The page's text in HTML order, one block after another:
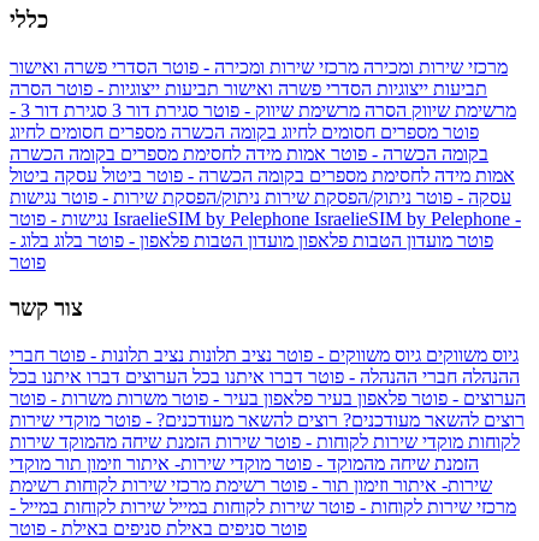
כללי
מרכזי שירות ומכירה מרכזי שירות ומכירה - פוטר הסדרי פשרה ואישור
תביעות ייצוגיות הסדרי פשרה ואישור תביעות ייצוגיות - פוטר הסרה
מרשימת שיווק הסרה מרשימת שיווק - פוטר סגירת דור 3
סגירת דור 3 -
פוטר מספרים חסומים לחיוג בקומה הכשרה מספרים חסומים לחיוג
בקומה הכשרה - פוטר אמות מידה לחסימת מספרים בקומה הכשרה
אמות מידה לחסימת מספרים בקומה הכשרה - פוטר ביטול עסקה ביטול
עסקה - פוטר ניתוק/הפסקת שירות ניתוק/הפסקת שירות - פוטר נגישות
IsraelieSIM by Pelephone IsraelieSIM by Pelephone -
פוטר מועדון הטבות פלאפון מועדון הטבות פלאפון - פוטר בלוג בלוג -
פוטר
צור קשר
גיוס משווקים גיוס משווקים - פוטר נציב תלונות נציב תלונות - פוטר חברי
ההנהלה חברי ההנהלה - פוטר דברו איתנו בכל הערוצים דברו איתנו בכל
הערוצים - פוטר פלאפון בעיר פלאפון בעיר - פוטר משרות משרות - פוטר
רוצים להשאר מעודכנים? רוצים להשאר מעודכנים? - פוטר מוקדי שירות
לקוחות מוקדי שירות לקוחות - פוטר שירות הזמנת שיחה מהמוקד שירות
הזמנת שיחה מהמוקד - פוטר מוקדי שירות- איתור וזימון תור מוקדי
שירות- איתור וזימון תור - פוטר רשימת מרכזי שירות לקוחות רשימת
מרכזי שירות לקוחות - פוטר שירות לקוחות במייל שירות לקוחות במייל -
פוטר סניפים באילת סניפים באילת - פוטר